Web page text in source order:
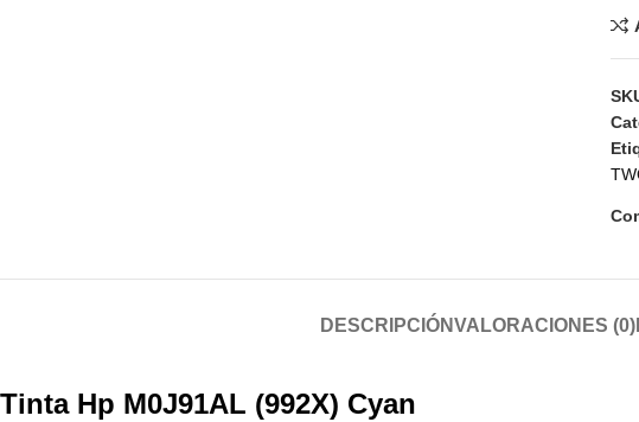
DESCRIPCIÓNVALORACIONES (0)
Tinta Hp M0J91AL (992X) Cyan